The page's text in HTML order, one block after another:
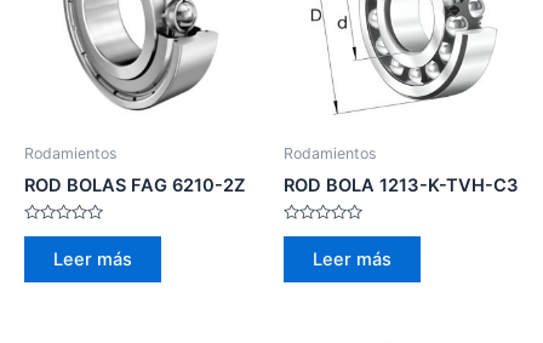
Rodamientos
ROD BOLAS FAG 6210-2Z
Valorado
Leer más
Rodamientos
ROD BOLA 1213-K-TVH-C3
Valorado
Leer más